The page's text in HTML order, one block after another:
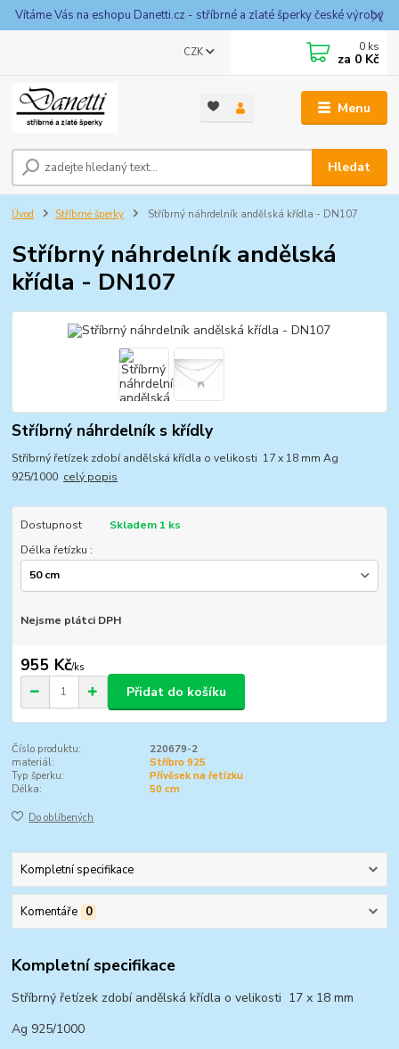
Vítáme Vás na eshopu Danetti.cz - stříbrné a zlaté šperky české výroby
Menu
CZK
Hledat
0 ks
za 0 Kč
Úvod Stříbrné šperky Stříbrný náhrdelník andělská křídla - DN107
Stříbrný náhrdelník andělská
křídla - DN107
Stříbrný náhrdelník s křídly
Stříbrný řetízek zdobí andělská křídla o velikosti 17 x 18 mm Ag
925/1000 celý popis
Dostupnost
Skladem 1 ks
Délka řetízku :
Nejsme plátci DPH
955 Kč/ks
Přidat do košíku
Číslo produktu:
220679-2
materiál:
Stříbro 925
Typ šperku:
Přívěsek na řetízku
Délka:
50 cm
Do oblíbených
Kompletní specifikace
Komentáře 0
Kompletní specifikace
Stříbrný řetízek zdobí andělská křídla o velikosti 17 x 18 mm
Ag 925/1000